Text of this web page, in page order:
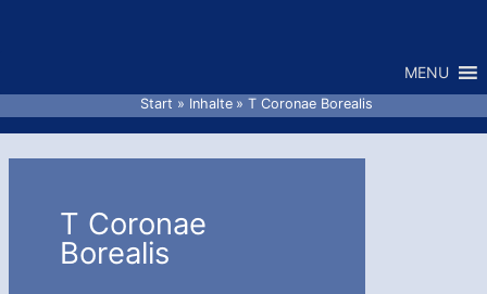
MENU
Start Inhalte T Coronae Borealis
T Coronae
Borealis